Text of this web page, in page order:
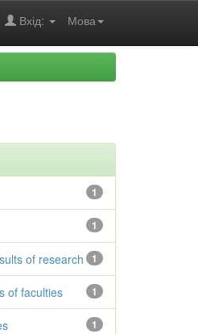
Мова
Вхід:
1
1
1
of research
1
of faculties
1